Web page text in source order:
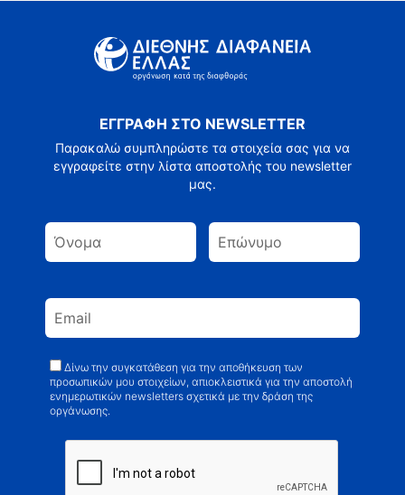
ΕΓΓΡΑΦΗ ΣΤΟ NEWSLETTER
Παρακαλώ συμπληρώστε τα στοιχεία σας για να
εγγραφείτε στην λίστα αποστολής του newsletter
μας.
Δίνω την συγκατάθεση για την αποθήκευση των
προσωπικών μου στοιχείων, απιοκλειστικά για την αποστολή
ενημερωτικών newsletters σχετικά με την δράση της
οργάνωσης.